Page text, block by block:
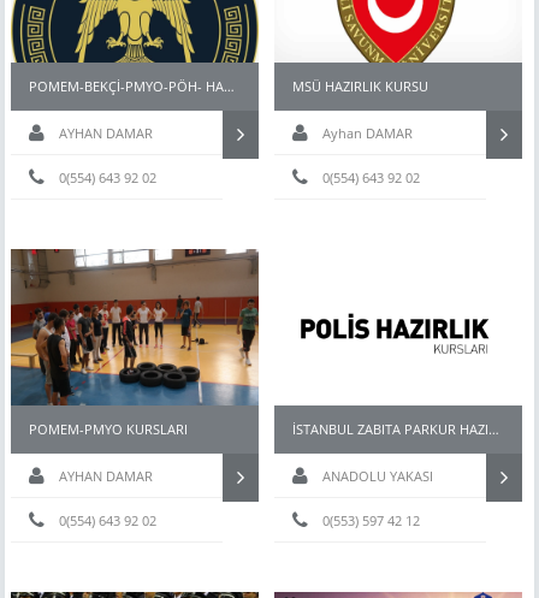
POMEM-BEKÇİ-PMYO-PÖH- HAZIRLIK KURSU İSTANBUL
AYHAN DAMAR
0(554) 643 92 02
MSÜ HAZIRLIK KURSU
Ayhan DAMAR
0(554) 643 92 02
POMEM-PMYO KURSLARI
AYHAN DAMAR
0(554) 643 92 02
İSTANBUL ZABITA PARKUR HAZIRLIK KURSU
ANADOLU YAKASI
0(553) 597 42 12